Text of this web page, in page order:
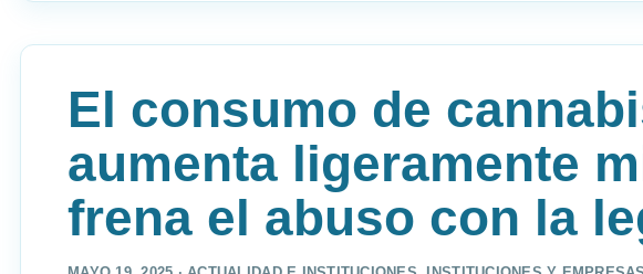
El consumo de
aumenta ligeramente
frena el abuso con la